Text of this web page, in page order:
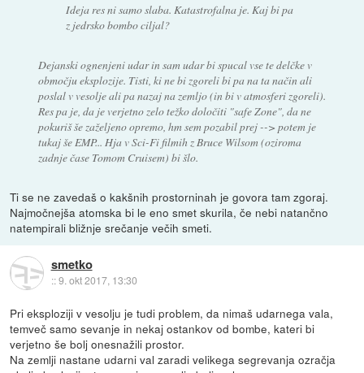
Ideja res ni samo slaba. Katastrofalna je. Kaj bi pa
z jedrsko bombo ciljal?
Dejanski ognenjeni udar in sam udar bi spucal vse te delčke v
območju eksplozije. Tisti, ki ne bi zgoreli bi pa na ta način ali
poslal v vesolje ali pa nazaj na zemljo (in bi v atmosferi zgoreli).
Res pa je, da je verjetno zelo težko določiti "safe Zone", da ne
pokuriš še zaželjeno opremo, hm sem pozabil prej --> potem je
tukaj še EMP... Hja v Sci-Fi filmih z Bruce Wilsom (oziroma
zadnje čase Tomom Cruisem) bi šlo.
Ti se ne zavedaš o kakšnih prostorninah je govora tam zgoraj.
Najmočnejša atomska bi le eno smet skurila, če nebi natančno
natempirali bližnje srečanje večih smeti.
smetko
::9. okt 2017, 13:30
Pri eksploziji v vesolju je tudi problem, da nimaš udarnega vala,
temveč samo sevanje in nekaj ostankov od bombe, kateri bi
verjetno še bolj onesnažili prostor.
Na zemlji nastane udarni val zaradi velikega segrevanja ozračja